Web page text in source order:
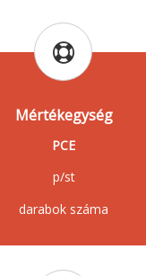
Mértékegység
PCE
p/st
darabok száma